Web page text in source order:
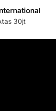
30jt